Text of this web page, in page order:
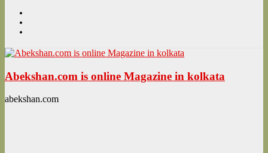
Abekshan.com is online Magazine in kolkata
abekshan.com